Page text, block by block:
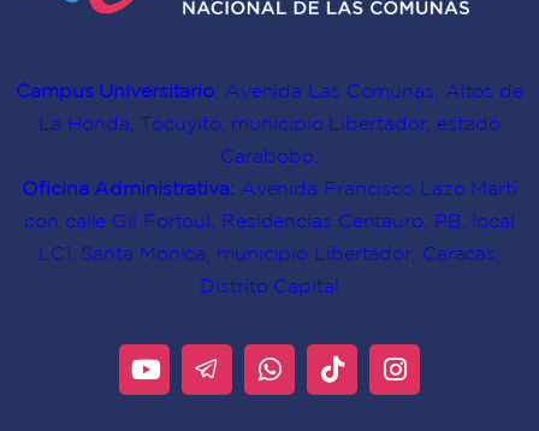
Campus Universitario: Avenida Las Comunas, Altos de
La Honda, Tocuyito, municipio Libertador, estado
Carabobo.
Oficina Administrativa: Avenida Francisco Lazo Martí
con calle Gil Fortoul, Residencias Centauro, PB, local
LC1, Santa Mónica, municipio Libertador, Caracas,
Distrito Capital